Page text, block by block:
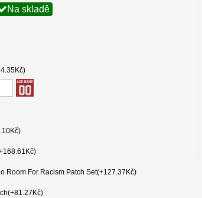
Na skladě
Room For Racism Patch Set(+127.37Kč)